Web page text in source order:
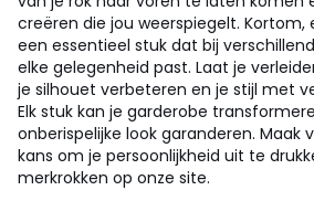
creëren die jou weerspiegelt. Kortom,
een essentieel stuk dat bij
elke gelegenheid past. Laat je
je silhouet verbeteren en je stijl met
Elk stuk kan je garderobe
onberispelijke look garanderen. Maak
kans om je persoonlijkheid uit te
merkrokken op onze site.